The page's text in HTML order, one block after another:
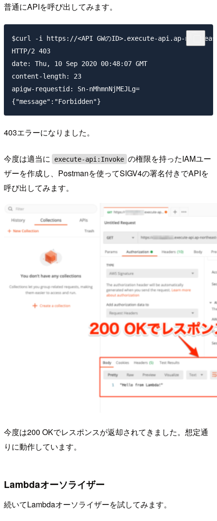
普通にAPIを呼び出してみます。
$curl -i https://<API GWのID>.execute-api.ap-
HTTP/2 403
date: Thu, 10 Sep 2020 00:48:07 GMT
content-length: 23
apigw-requestid: Sn-nMhmnNjMEJLg=
403エラーになりました。
今度は適当に execute-api:Invoke の権限を持ったIAMユー
ザーを作成し、Postmanを使ってSIGV4の署名付きでAPIを
呼び出してみます。
今度は200 OKでレスポンスが返却されてきました。想定通
りに動作しています。
Lambdaオーソライザー
続いてLambdaオーソライザーを試してみます。